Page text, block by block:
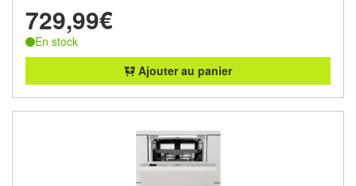
729,99€
En stock
Ajouter au panier